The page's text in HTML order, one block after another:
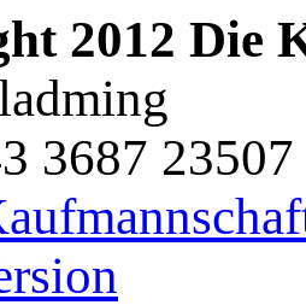
2012 Die
3687